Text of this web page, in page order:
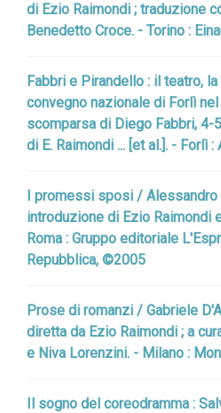
di Ezio Raimondi ; traduzione
Benedetto Croce. - Torino :
Fabbri e Pirandello : il teatro,
convegno nazionale di Forlì
scomparsa di Diego Fabbri,
di E. Raimondi ... [et al.]. - Forlì
I promessi sposi / Alessandro
introduzione di Ezio Raimondi
Roma : Gruppo editoriale
Repubblica, ©2005
Prose di romanzi / Gabriele
diretta da Ezio Raimondi ; a
e Niva Lorenzini. - Milano :
Il sogno del coreodramma :